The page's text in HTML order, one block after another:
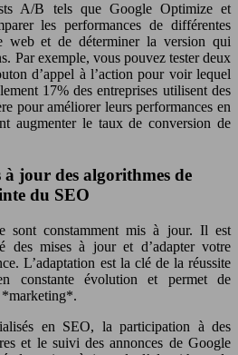
A/B tels que Google Optimize et
les performances de différentes
web et de déterminer la version qui
Par exemple, vous pouvez tester deux
d’appel à l’action pour voir lequel
17% des entreprises utilisent des
pour améliorer leurs performances en
augmenter le taux de conversion de
jour des algorithmes de
du SEO
sont constamment mis à jour. Il est
des mises à jour et d’adapter votre
L’adaptation est la clé de la réussite
constante évolution et permet de
*marketing*.
en SEO, la participation à des
et le suivi des annonces de Google